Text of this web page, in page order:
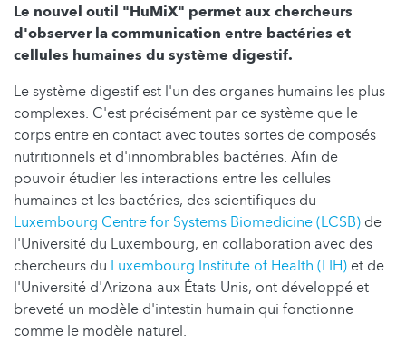
Le nouvel outil "HuMiX" permet aux chercheurs
d'observer la communication entre bactéries et
cellules humaines du système digestif.
Le système digestif est l'un des organes humains les plus
complexes. C'est précisément par ce système que le
corps entre en contact avec toutes sortes de composés
nutritionnels et d'innombrables bactéries. Afin de
pouvoir étudier les interactions entre les cellules
humaines et les bactéries, des scientifiques du
Luxembourg Centre for Systems Biomedicine (LCSB) de
l'Université du Luxembourg, en collaboration avec des
chercheurs du Luxembourg Institute of Health (LIH) et de
l'Université d'Arizona aux États-Unis, ont développé et
breveté un modèle d'intestin humain qui fonctionne
comme le modèle naturel.